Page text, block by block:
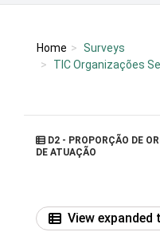
Home
Surveys
TIC Organizações
D2 - PROPORÇÃO DE
DE ATUAÇÃO
View expanded